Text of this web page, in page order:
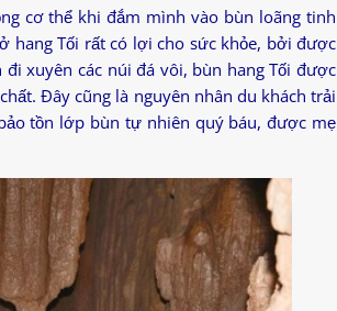
cơ thể khi đắm mình vào bùn loãng tinh
hang Tối rất có lợi cho sức khỏe, bởi được
xuyên các núi đá vôi, bùn hang Tối được
Đây cũng là nguyên nhân du khách trải
tồn lớp bùn tự nhiên quý báu, được mẹ